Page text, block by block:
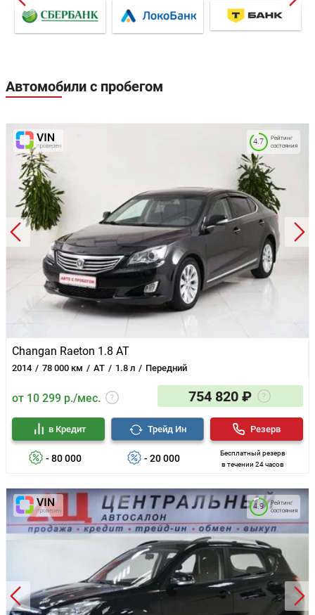
Автомобили с пробегом
Changan Raeton 1.8 AT
2014 78 000 км AT 1.8 л Передний
Рейтинг
состояния
4.7
от 10 299 р./мес. 754 820 ₽
- 80 000
в Кредит
- 20 000
Трейд Ин
Бесплатный резерв
в течении 24 часов
Резерв
Рейтинг
состояния
4.9